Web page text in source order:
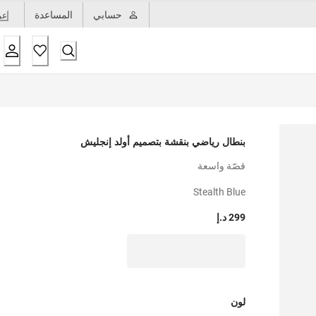
حسابي المساعدة
بنطال رياضي بنقشة بتصميم أولد إنجليش
قصّة واسعة
Stealth Blue
299 د.إ
لون